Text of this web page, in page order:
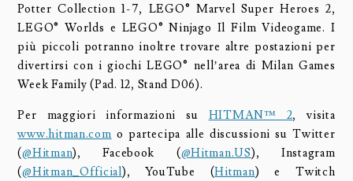
Potter Collection 1-7, LEGO® Marvel Super Heroes 2,
LEGO® Worlds e LEGO® Ninjago Il Film Videogame. I
più piccoli potranno inoltre trovare altre postazioni per
divertirsi con i giochi LEGO® nell’area di Milan Games
Week Family (Pad. 12, Stand D06).
Per maggiori informazioni su HITMAN™ 2, visita
www.hitman.com o partecipa alle discussioni su Twitter
(@Hitman), Facebook (@Hitman.US), Instagram
(@Hitman_Official), YouTube (Hitman) e Twitch